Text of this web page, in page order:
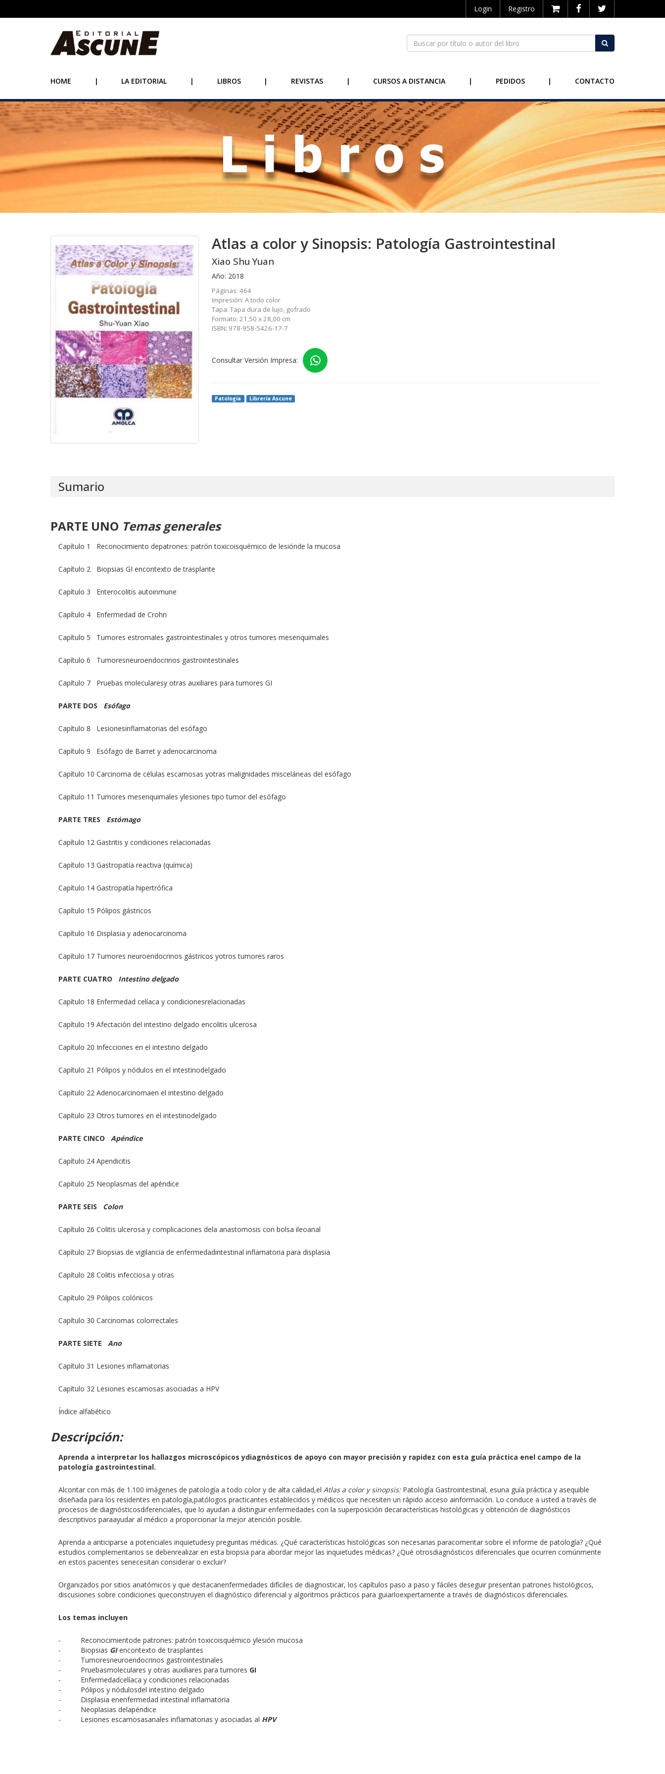
Login Registro
HOME | LA EDITORIAL | LIBROS | REVISTAS | CURSOS A DISTANCIA | PEDIDOS | CONTACTO
Atlas a color y Sinopsis: Patología Gastrointestinal
Xiao Shu Yuan
Año: 2018
Páginas: 464
Impresión: A todo color
Tapa: Tapa dura de lujo, gofrado
Formato: 21,50 x 28,00 cm
ISBN: 978-958-5426-17-7
Consultar Versión Impresa:
Patología Librería Ascune
Sumario
PARTE UNO Temas generales
Capítulo 1 Reconocimiento depatrones: patrón toxicoisquémico de lesiónde la mucosa
Capítulo 2 Biopsias GI encontexto de trasplante
Capítulo 3 Enterocolitis autoinmune
Capítulo 4 Enfermedad de Crohn
Capítulo 5 Tumores estromales gastrointestinales y otros tumores mesenquimales
Capítulo 6 Tumoresneuroendocrinos gastrointestinales
Capítulo 7 Pruebas molecularesy otras auxiliares para tumores GI
PARTE DOS Esófago
Capítulo 8 Lesionesinflamatorias del esófago
Capítulo 9 Esófago de Barret y adenocarcinoma
Capítulo 10 Carcinoma de células escamosas yotras malignidades misceláneas del esófago
Capítulo 11 Tumores mesenquimales ylesiones tipo tumor del esófago
PARTE TRES Estómago
Capítulo 12 Gastritis y condiciones relacionadas
Capítulo 13 Gastropatía reactiva (química)
Capítulo 14 Gastropatía hipertrófica
Capítulo 15 Pólipos gástricos
Capítulo 16 Displasia y adenocarcinoma
Capítulo 17 Tumores neuroendocrinos gástricos yotros tumores raros
PARTE CUATRO Intestino delgado
Capítulo 18 Enfermedad celíaca y condicionesrelacionadas
Capítulo 19 Afectación del intestino delgado encolitis ulcerosa
Capítulo 20 Infecciones en el intestino delgado
Capítulo 21 Pólipos y nódulos en el intestinodelgado
Capítulo 22 Adenocarcinomaen el intestino delgado
Capítulo 23 Otros tumores en el intestinodelgado
PARTE CINCO Apéndice
Capítulo 24 Apendicitis
Capítulo 25 Neoplasmas del apéndice
PARTE SEIS Colon
Capítulo 26 Colitis ulcerosa y complicaciones dela anastomosis con bolsa ileoanal
Capítulo 27 Biopsias de vigilancia de enfermedadintestinal inflamatoria para displasia
Capítulo 28 Colitis infecciosa y otras
Capítulo 29 Pólipos colónicos
Capítulo 30 Carcinomas colorrectales
PARTE SIETE Ano
Capítulo 31 Lesiones inflamatorias
Capítulo 32 Lesiones escamosas asociadas a HPV
Índice alfabético
Descripción:
Aprenda a interpretar los hallazgos microscópicos ydiagnósticos de apoyo con mayor precisión y rapidez con esta guía práctica enel campo de la
patología gastrointestinal.
Alcontar con más de 1.100 imágenes de patología a todo color y de alta calidad,el Atlas a color y sinopsis: Patología Gastrointestinal, esuna guía práctica y asequible
diseñada para los residentes en patología,patólogos practicantes establecidos y médicos que necesiten un rápido acceso ainformación. Lo conduce a usted a través de
procesos de diagnósticosdiferenciales, que lo ayudan a distinguir enfermedades con la superposición decaracterísticas histológicas y obtención de diagnósticos
descriptivos paraayudar al médico a proporcionar la mejor atención posible.
Aprenda a anticiparse a potenciales inquietudesy preguntas médicas. ¿Qué características histológicas son necesarias paracomentar sobre el informe de patología? ¿Qué
estudios complementarios se debenrealizar en esta biopsia para abordar mejor las inquietudes médicas? ¿Qué otrosdiagnósticos diferenciales que ocurren comúnmente
en estos pacientes senecesitan considerar o excluir?
Organizados por sitios anatómicos y que destacanenfermedades difíciles de diagnosticar, los capítulos paso a paso y fáciles deseguir presentan patrones histológicos,
discusiones sobre condiciones queconstruyen el diagnóstico diferencial y algoritmos prácticos para guiarloexpertamente a través de diagnósticos diferenciales.
Los temas incluyen
- Reconocimientode patrones: patrón toxicoisquémico ylesión mucosa
- Biopsias GI encontexto de trasplantes
- Tumoresneuroendocrinos gastrointestinales
- Pruebasmoleculares y otras auxiliares para tumores GI
- Enfermedadcelíaca y condiciones relacionadas
- Pólipos y nódulosdel intestino delgado
- Displasia enenfermedad intestinal inflamatoria
- Neoplasias delapéndice
- Lesiones escamosasanales inflamatorias y asociadas al HPV